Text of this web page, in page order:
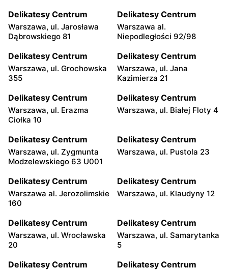
Delikatesy Centrum
Warszawa, ul. Jarosława
Dąbrowskiego 81
Delikatesy Centrum
Warszawa al.
Niepodległości 92/98
Delikatesy Centrum
Warszawa, ul. Grochowska
355
Delikatesy Centrum
Warszawa, ul. Jana
Kazimierza 21
Delikatesy Centrum
Warszawa, ul. Erazma
Ciołka 10
Delikatesy Centrum
Warszawa, ul. Białej Floty 4
Delikatesy Centrum
Warszawa, ul. Zygmunta
Modzelewskiego 63 U001
Delikatesy Centrum
Warszawa, ul. Pustola 23
Delikatesy Centrum
Warszawa al. Jerozolimskie
160
Delikatesy Centrum
Warszawa, ul. Klaudyny 12
Delikatesy Centrum
Warszawa, ul. Wrocławska
20
Delikatesy Centrum
Warszawa, ul. Samarytanka
5
Delikatesy Centrum Delikatesy Centrum